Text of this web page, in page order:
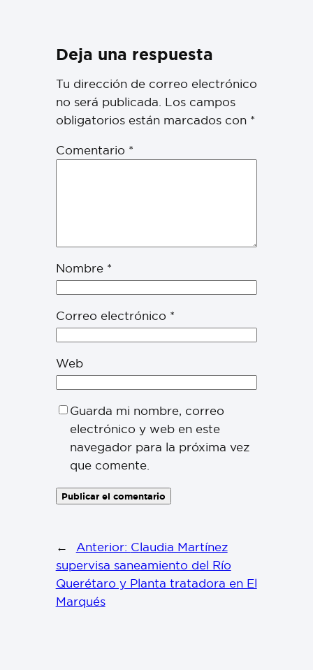
Deja una respuesta
Tu dirección de correo electrónico
no será publicada. Los campos
obligatorios están marcados con *
Comentario *
Nombre *
Correo electrónico *
Web
Guarda mi nombre, correo
electrónico y web en este
navegador para la próxima vez
que comente.
← Anterior: Claudia Martínez
supervisa saneamiento del Río
Querétaro y Planta tratadora en El
Marqués